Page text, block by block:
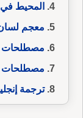
المحيط في
معجم
مصطلحات
مصطلحات
ترجمة